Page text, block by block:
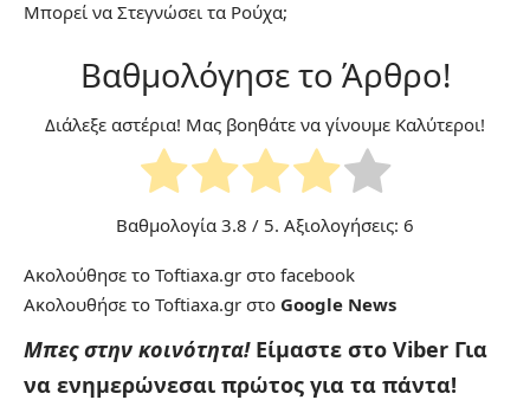
Μπορεί να Στεγνώσει τα Ρούχα;
Βαθμολόγησε το Άρθρο!
Διάλεξε αστέρια! Μας βοηθάτε να γίνουμε Καλύτεροι!
Βαθμολογία 3.8 / 5. Αξιολογήσεις: 6
Ακολούθησε το Toftiaxa.gr στο facebook
Ακολουθήσε το Toftiaxa.gr στο Google News
Μπες στην κοινότητα! Είμαστε στο Viber Για
να ενημερώνεσαι πρώτος για τα πάντα!